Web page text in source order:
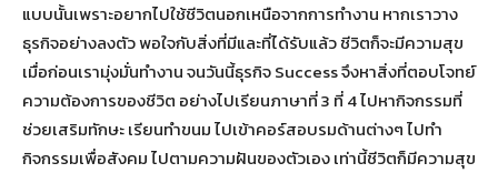
แบบนั้นเพราะอยากไปใช้ชีวิตนอกเหนือจากการทำงาน หากเราวาง
ธุรกิจอย่างลงตัว พอใจกับสิ่งที่มีและที่ได้รับแล้ว ชีวิตก็จะมีความสุข
เมื่อก่อนเรามุ่งมั่นทำงาน จนวันนี้ธุรกิจ Success จึงหาสิ่งที่ตอบโจทย์
ความต้องการของชีวิต อย่างไปเรียนภาษาที่ 3 ที่ 4 ไปหากิจกรรมที่
ช่วยเสริมทักษะ เรียนทำขนม ไปเข้าคอร์สอบรมด้านต่างๆ ไปทำ
กิจกรรมเพื่อสังคม ไปตามความฝันของตัวเอง เท่านี้ชีวิตก็มีความสุข